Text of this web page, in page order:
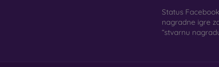
Status Facebook
nagradne igre
“stvarnu